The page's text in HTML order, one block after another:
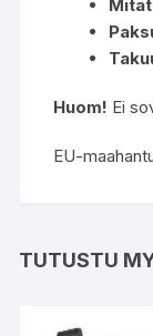
Huom! Ei
EU-
TUTUSTU